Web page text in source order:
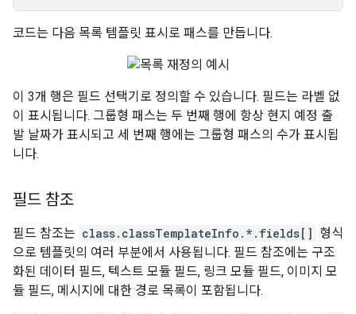
코드는 다음 목록 템플릿 표시로 패스를 만듭니다.
이 3개 행은 필드 선택기로 정의할 수 있습니다. 필드는 라벨 없
이 표시됩니다. 그룹형 패스는 두 번째 행에 항상 현지 예정 출
발 날짜가 표시되고 세 번째 행에는 그룹형 패스의 수가 표시됩
니다.
필드 참조
필드 참조는 class.classTemplateInfo.*.fields[] 형식
으로 템플릿의 여러 부분에서 사용됩니다. 필드 참조에는 구조
화된 데이터 필드, 텍스트 모듈 필드, 링크 모듈 필드, 이미지 모
듈 필드, 메시지에 대한 경로 목록이 포함됩니다.